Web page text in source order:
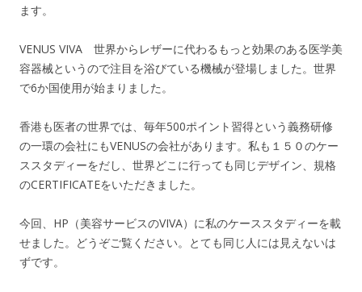
ます。
VENUS VIVA 世界からレザーに代わるもっと効果のある医学美
容器械というので注目を浴びている機械が登場しました。世界
で6か国使用が始まりました。
香港も医者の世界では、毎年500ポイント習得という義務研修
の一環の会社にもVENUSの会社があります。私も１５０のケー
ススタディーをだし、世界どこに行っても同じデザイン、規格
のCERTIFICATEをいただきました。
今回、HP（美容サービスのVIVA）に私のケーススタディーを載
せました。どうぞご覧ください。とても同じ人には見えないは
ずです。